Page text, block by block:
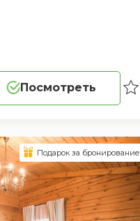
Посмотреть
Подарок за бронирование